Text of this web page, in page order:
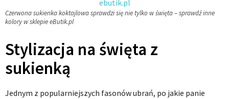
Czerwona sukienka koktajlowa sprawdzi się nie tylko w święta – sprawdź inne
kolory w sklepie eButik.pl
Stylizacja na święta z
sukienką
Jednym z popularniejszych fasonów ubrań, po jakie panie